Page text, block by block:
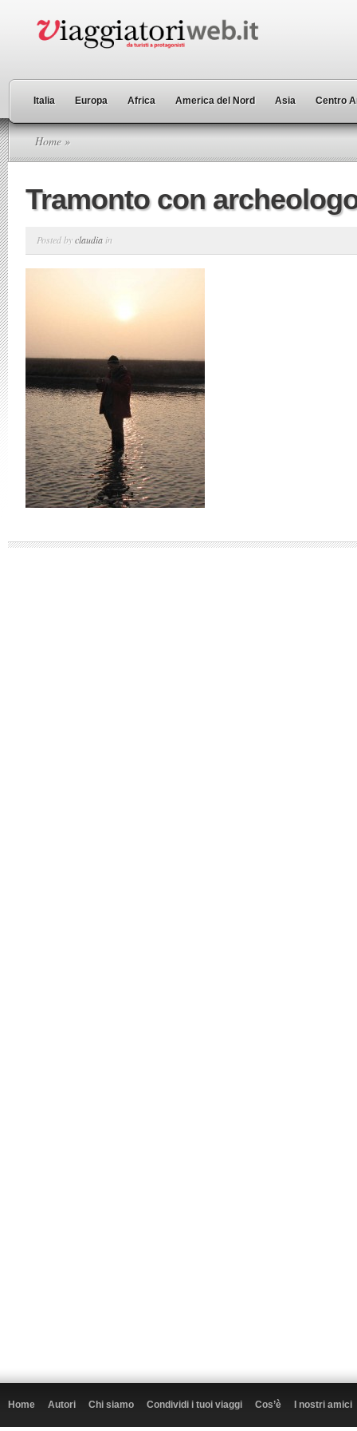
Italia Europa Africa America del Nord Asia Centro
Home »
Tramonto con
Posted byclaudia in
Home Autori Chi siamo Condividi i tuoi viaggi Cos’è I nostri amici